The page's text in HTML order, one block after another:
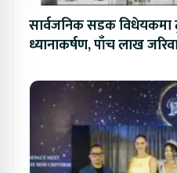
सार्वजनिक सडक विधेयकमा
ध्यानाकर्षण, पाँच लाख